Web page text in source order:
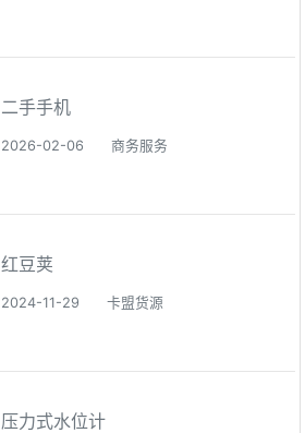
二手手机
2026-02-06 商务服务
红豆荚
2024-11-29 卡盟货源
压力式水位计